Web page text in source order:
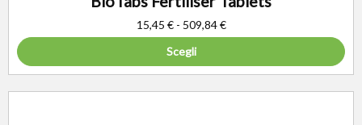
15,45 € - 509,84€
Scegli